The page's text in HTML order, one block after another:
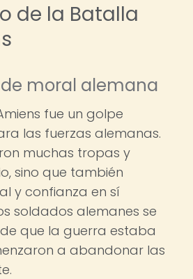
de la Batalla
moral alemana
fue un golpe
las fuerzas alemanas.
muchas tropas y
sino que también
y confianza en sí
soldados alemanes se
que la guerra estaba
a abandonar las